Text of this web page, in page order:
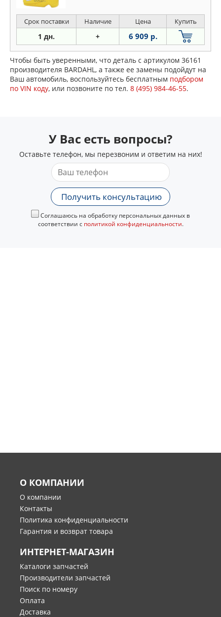
Срок поставки Наличие Цена Купить
1 дн. + 6 909 р.
Чтобы быть уверенными, что деталь с артикулом 36161
производителя BARDAHL, а также ее замены подойдут на
Ваш автомобиль, воспользуйтесь бесплатным подбором
по VIN коду, или позвоните по тел. 8 (495) 984-46-55.
У Вас есть вопросы?
Оставьте телефон, мы перезвоним и ответим на них!
Получить консультацию
Соглашаюсь на обработку персональных данных в
соответствии с политикой конфиденциальности.
О КОМПАНИИ
О компании
Контакты
Политика конфиденциальности
Гарантия и возврат товара
ИНТЕРНЕТ-МАГАЗИН
Каталоги запчастей
Производители запчастей
Поиск по номеру
Оплата
Доставка